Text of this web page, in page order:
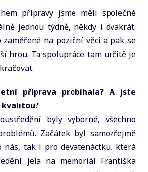
přípravy jsme měli společné
jednou týdně, někdy i dvakrát.
na poziční věci a pak se
hrou. Ta spolupráce tam určitě je
příprava probíhala? A jste
kvalitou?
byly výborné, všechno
Začátek byl samozřejmě
nás, tak i pro devatenáctku, která
jela na memoriál Františka